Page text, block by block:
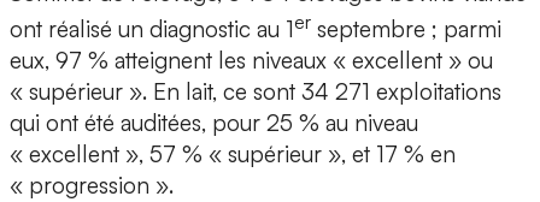
ont réalisé un diagnostic au 1er septembre ; parmi
eux, 97 % atteignent les niveaux « excellent » ou
« supérieur ». En lait, ce sont 34 271 exploitations
qui ont été auditées, pour 25 % au niveau
« excellent », 57 % « supérieur », et 17 % en
« progression ».